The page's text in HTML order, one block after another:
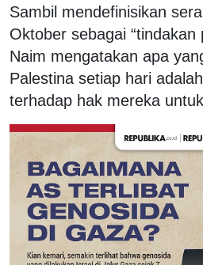
Sambil mendefinisikan
Oktober sebagai “tindakan
Naim mengatakan apa
Palestina setiap hari
terhadap hak mereka